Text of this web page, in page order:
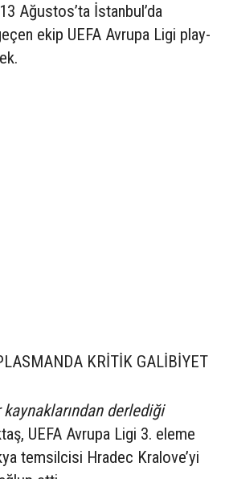
Ağustos’ta İstanbul’da
ekip UEFA Avrupa Ligi play-
KRİTİK GALİBİYET
kaynaklarından derlediği
UEFA Avrupa Ligi 3. eleme
temsilcisi Hradec Kralove’yi